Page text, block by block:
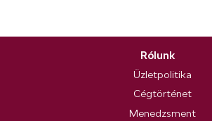
Rólunk
Üzletpolitika
Cégtörténet
Menedzsment